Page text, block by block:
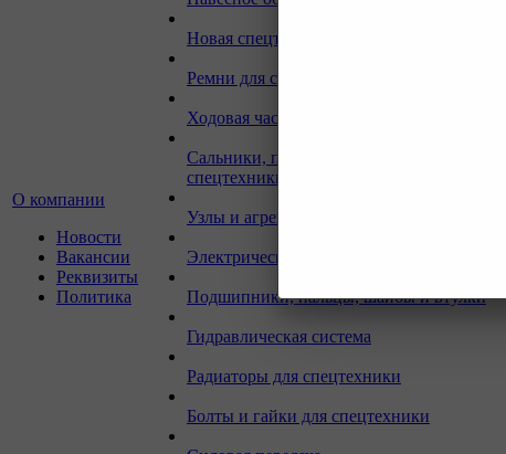
О компании
Новости
Вакансии
Реквизиты
Политика
Новая спецтехника
Ремни для спецтехники
Ходовая часть для спецтехники
Сальники, прокладки, кольца для
спецтехники
Узлы и агрегаты для спецтехники
Электрическая система
Подшипники, пальцы, шайбы и втулки
Гидравлическая система
Радиаторы для спецтехники
Болты и гайки для спецтехники